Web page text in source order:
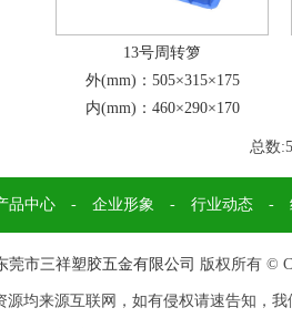
13号周转箩
外(mm)：505×315×175
内(mm)：460×290×170
总数
品中心- 企业形象 - 行业动态-
莞市三祥塑胶五金有限公司 版权所有 ©
源均来源互联网，如有侵权请速告知，